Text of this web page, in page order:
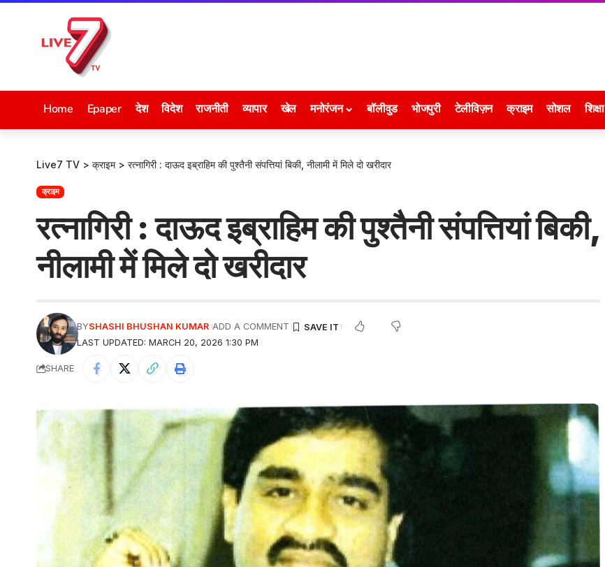
Home Epaper देश विदेश राजनीती व्यापार खेल मनोरंजन बॉलीवुड भोजपुरी टेलीविज़न क्राइम सोशल शिक्षा
Live7 TV > क्राइम> रत्नागिरी : दाऊद इब्राहिम की पुश्तैनी संपत्तियां बिकी, नीलामी में मिले दो खरीदार
क्राइम
रत्नागिरी : दाऊद इब्राहिम की पुश्तैनी संपत्तियां बिकी,
नीलामी में मिले दो खरीदार
LAST UPDATED: MARCH 20, 2026 1:30 PM
BYSHASHI BHUSHAN KUMAR ADD A COMMENT
SHARE